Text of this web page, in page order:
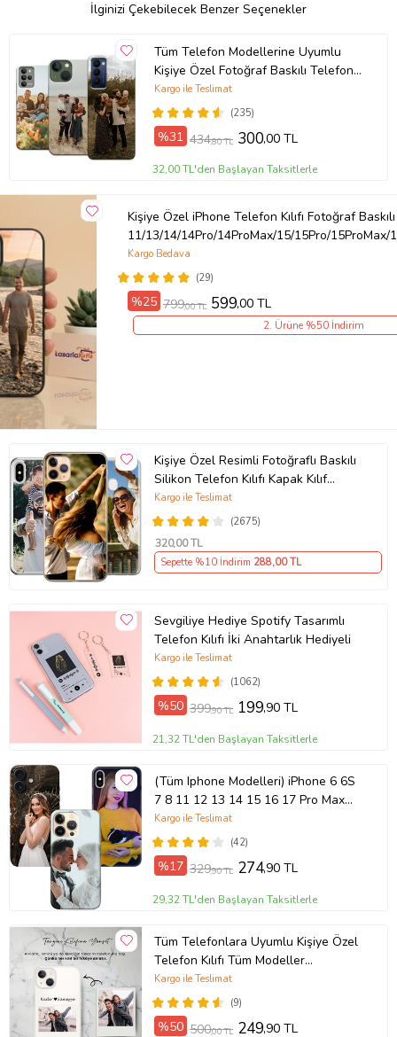
İlginizi Çekebilecek Benzer Seçenekler
Tüm Telefon Modellerine Uyumlu
Kişiye Özel Fotoğraf Baskılı Telefon
Kılıfı
(235)
Kargo ile Teslimat
%31 434,80 TL 300,00 TL
32,00 TL'den Başlayan Taksitlerle
Kişiye Özel iPhone Telefon Kılıfı Fotoğraf Baskılı
11/13/14/14Pro/14ProMax/15/15Pro/
(29)
Kargo Bedava
%25 799,00 TL 599,00 TL
2. Ürüne %50 İndirim
Kişiye Özel Resimli Fotoğraflı Baskılı
Silikon Telefon Kılıfı Kapak Kılıf
(Telefon Modelleri Açıklamada)
(2675)
Kargo ile Teslimat
320,00 TL
Sepette %10 İndirim 288,00 TL
Sevgiliye Hediye Spotify Tasarımlı
Telefon Kılıfı İki Anahtarlık Hediyeli
(1062)
Kargo ile Teslimat
%50 399,90 TL 199,90 TL
21,32 TL'den Başlayan Taksitlerle
(Tüm Iphone Modelleri) iPhone 6 6S
7 8 11 12 13 14 15 16 17 Pro Max
Plus Mini Kişiye Özel Resimli
Fotoğraflı Kılıf(42)
Kargo ile Teslimat
%17 329,90 TL 274,90 TL
29,32 TL'den Başlayan Taksitlerle
Tüm Telefonlara Uyumlu Kişiye Özel
Telefon Kılıfı Tüm Modeller
Açıklamada
(9)
Kargo ile Teslimat
%50 500,00 TL 249,90 TL